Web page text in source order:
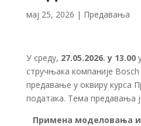
мај 25, 2026 | Предавања
У среду, 27.05.2026. у 13.00
стручњака компаније
предавање у оквиру курса
података. Тема предавања
Примена моделовања